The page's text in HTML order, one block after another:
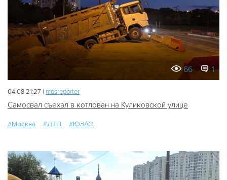
66 1
04.08 21:27 | mosreporter
Самосвал съехал в котлован на Куликовской улице
#Москва #ДТП #ЮЗАО